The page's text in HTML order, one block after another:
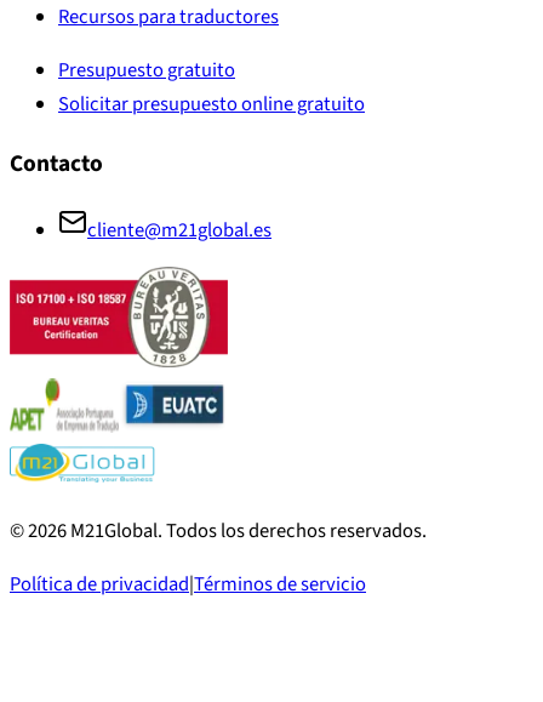
Recursos para traductores
Presupuesto gratuito
Solicitar presupuesto online gratuito
Contacto
cliente@m21global.es
©2026M21Global.Todos los derechos reservados.
Política de privacidad|Términos de servicio